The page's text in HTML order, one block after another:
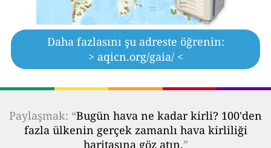
Daha fazlasını şu adreste öğrenin:
> aqicn.org/gaia/ <
Paylaşmak: “Bugün hava ne kadar kirli? 100'den
fazla ülkenin gerçek zamanlı hava kirliliği
haritasına göz atın.”